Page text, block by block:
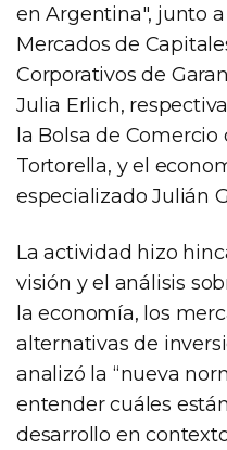
en Argentina", junto
Mercados de
Corporativos de
Julia Erlich,
la Bolsa de Comercio
Tortorella, y el
especializado Julián
La actividad hizo
visión y el análisis
la economía, los
alternativas de
analizó la “nueva
entender cuáles
desarrollo en